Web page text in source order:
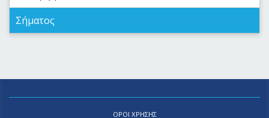
Σήματος
ΟΡΟΙ ΧΡΗΣΗΣ